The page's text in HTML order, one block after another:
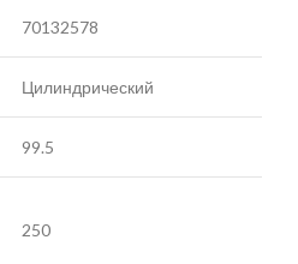
70132578
Цилиндрический
99.5
250